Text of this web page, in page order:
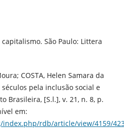
São Paulo: Littera
COSTA, Helen Samara da
pela inclusão social e
Brasileira, [S.l.], v. 21, n. 8, p.
em:
rdb/article/view/4159/